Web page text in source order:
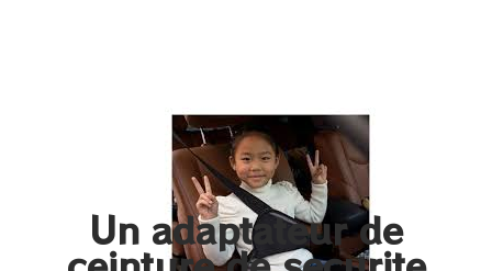
Un adaptateur de